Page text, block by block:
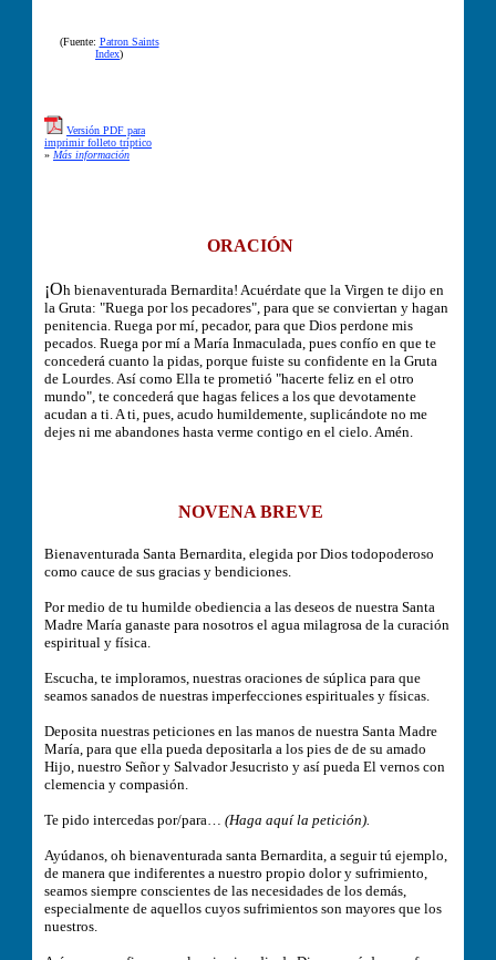
(Fuente: Patron Saints
Index)
Versión PDF para
imprimir folleto tríptico
» Más información
ORACIÓN
¡Oh bienaventurada Bernardita! Acuérdate que la Virgen te dijo en
la Gruta: "Ruega por los pecadores", para que se conviertan y hagan
penitencia. Ruega por mí, pecador, para que Dios perdone mis
pecados. Ruega por mí a María Inmaculada, pues confío en que te
concederá cuanto la pidas, porque fuiste su confidente en la Gruta
de Lourdes. Así como Ella te prometió "hacerte feliz en el otro
mundo", te concederá que hagas felices a los que devotamente
acudan a ti. A ti, pues, acudo humildemente, suplicándote no me
dejes ni me abandones hasta verme contigo en el cielo. Amén.
NOVENA BREVE
Bienaventurada Santa Bernardita, elegida por Dios todopoderoso
como cauce de sus gracias y bendiciones.
Por medio de tu humilde obediencia a las deseos de nuestra Santa
Madre María ganaste para nosotros el agua milagrosa de la curación
espiritual y física.
Escucha, te imploramos, nuestras oraciones de súplica para que
seamos sanados de nuestras imperfecciones espirituales y físicas.
Deposita nuestras peticiones en las manos de nuestra Santa Madre
María, para que ella pueda depositarla a los pies de de su amado
Hijo, nuestro Señor y Salvador Jesucristo y así pueda El vernos con
clemencia y compasión.
Te pido intercedas por/para… (Haga aquí la petición).
Ayúdanos, oh bienaventurada santa Bernardita, a seguir tú ejemplo,
de manera que indiferentes a nuestro propio dolor y sufrimiento,
seamos siempre conscientes de las necesidades de los demás,
especialmente de aquellos cuyos sufrimientos son mayores que los
nuestros.